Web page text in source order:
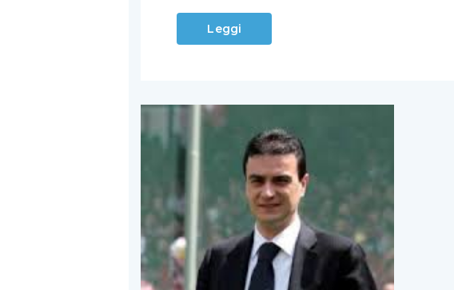
Leggi